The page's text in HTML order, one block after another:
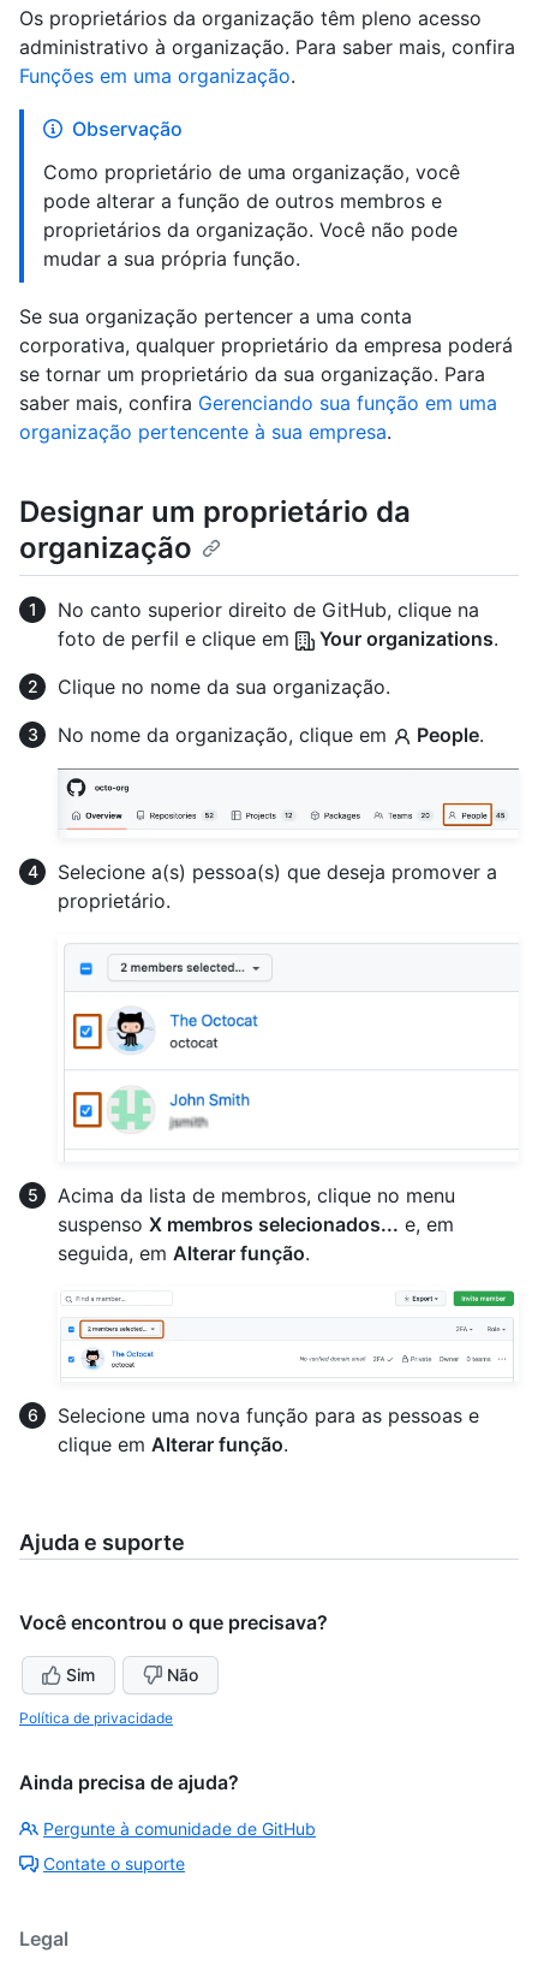
Os proprietários da organização têm pleno acesso
administrativo à organização. Para saber mais, confira
Funções em uma organização.
Observação
Como proprietário de uma organização, você
pode alterar a função de outros membros e
proprietários da organização. Você não pode
mudar a sua própria função.
Se sua organização pertencer a uma conta
corporativa, qualquer proprietário da empresa poderá
se tornar um proprietário da sua organização. Para
saber mais, confira Gerenciando sua função em uma
organização pertencente à sua empresa.
Designar um proprietário da
organização
No canto superior direito de GitHub, clique na
foto de perfil e clique em
Your organizations.
Clique no nome da sua organização.
No nome da organização, clique em
People.
Selecione a(s) pessoa(s) que deseja promover a
proprietário.
Acima da lista de membros, clique no menu
suspenso X membros selecionados... e, em
seguida, em Alterar função.
Selecione uma nova função para as pessoas e
clique em Alterar função.
Ajuda e suporte
Você encontrou o que precisava?
Sim Não
Política de privacidade
Ainda precisa de ajuda?
Pergunte à comunidade de GitHub
Contate o suporte
Legal